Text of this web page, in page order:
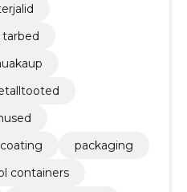
tarbed
coating
packaging
containers